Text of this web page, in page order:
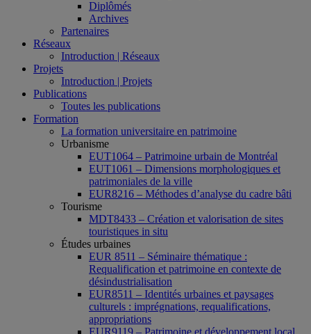
Diplômés
Archives
Partenaires
Réseaux
Introduction | Réseaux
Projets
Introduction | Projets
Publications
Toutes les publications
Formation
La formation universitaire en patrimoine
Urbanisme
EUT1064 – Patrimoine urbain de Montréal
EUT1061 – Dimensions morphologiques et
patrimoniales de la ville
EUR8216 – Méthodes d’analyse du cadre bâti
Tourisme
MDT8433 – Création et valorisation de sites
touristiques in situ
Études urbaines
EUR 8511 – Séminaire thématique :
Requalification et patrimoine en contexte de
désindustrialisation
EUR8511 – Identités urbaines et paysages
culturels : imprégnations, requalifications,
appropriations